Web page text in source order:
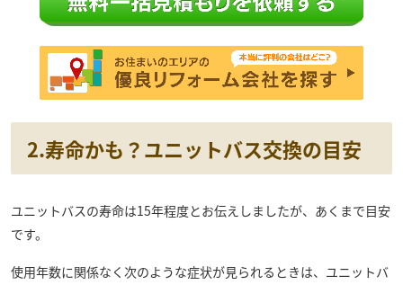
2.寿命かも？ユニットバス交換の目安
ユニットバスの寿命は15年程度とお伝えしましたが、あくまで目安
です。
使用年数に関係なく次のような症状が見られるときは、ユニットバ